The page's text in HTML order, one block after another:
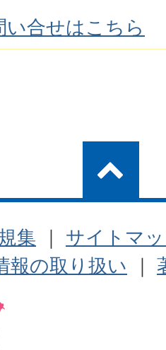
合せはこちら
集 ｜ サイトマ
報の取り扱い ｜